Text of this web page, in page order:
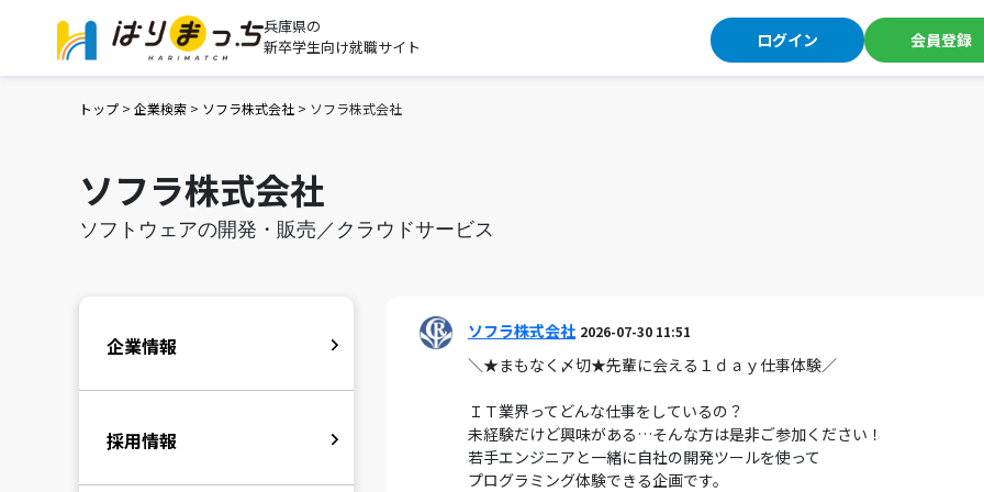
兵庫県の
新卒学生向け就職サイト
ログイン 会員登録
トップ > 企業検索 > ソフラ株式会社 > ソフラ株式会社
ソフラ株式会社
ソフトウェアの開発・販売／クラウドサービス
ソフラ株式会社 2026-07-30 11:51
＼★まもなく〆切★先輩に会える１ｄａｙ仕事体験／
ＩＴ業界ってどんな仕事をしているの？
未経験だけど興味がある…そんな方は是非ご参加ください！
若手エンジニアと一緒に自社の開発ツールを使って
プログラミング体験できる企画です。
企業情報
採用情報